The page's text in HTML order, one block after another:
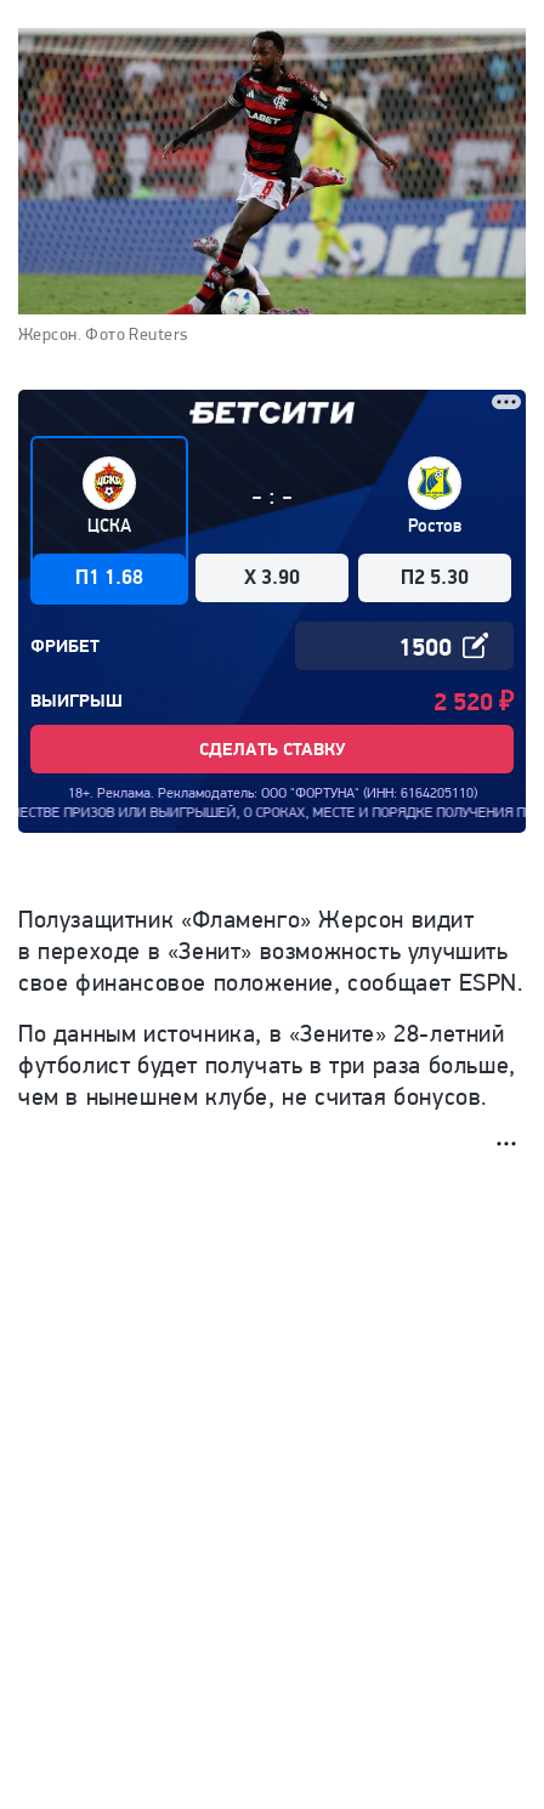
Жерсон. Фото Reuters
ЦСКА
П1 1.68
- : -
X 3.90
Ростов
П2 5.30
ФРИБЕТ
ВЫИГРЫШ 2 520 ₽
СДЕЛАТЬ СТАВКУ
18+. Реклама. Рекламодатель: ООО "ФОРТУНА" (ИНН: 6164205110)
О СРОКАХ, МЕСТЕ И ПОРЯДКЕ ПОЛУЧЕНИЯ ПРИЗОВ ИЛИ
Полузащитник «Фламенго» Жерсон видит
в переходе в «Зенит» возможность улучшить
свое финансовое положение, сообщает ESPN.
По данным источника, в «Зените» 28-летний
футболист будет получать в три раза больше,
чем в нынешнем клубе, не считая бонусов.